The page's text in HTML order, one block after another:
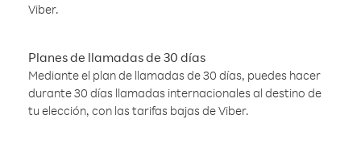
Viber.
Planes de llamadas de 30 días
Mediante el plan de llamadas de 30 días, puedes hacer
durante 30 días llamadas internacionales al destino de
tu elección, con las tarifas bajas de Viber.